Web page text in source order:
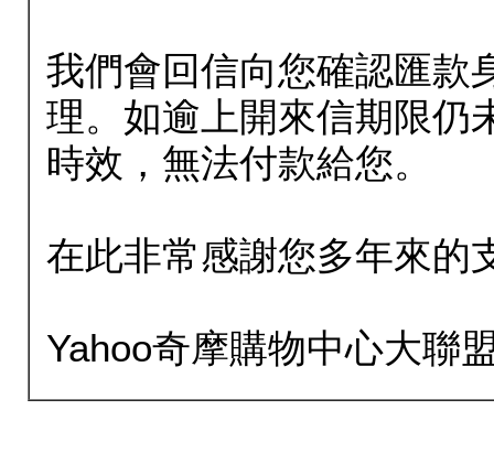
我們會回信向您確認匯款
理。如逾上開來信期限仍
時效，無法付款給您。
在此非常感謝您多年來的
Yahoo奇摩購物中心大